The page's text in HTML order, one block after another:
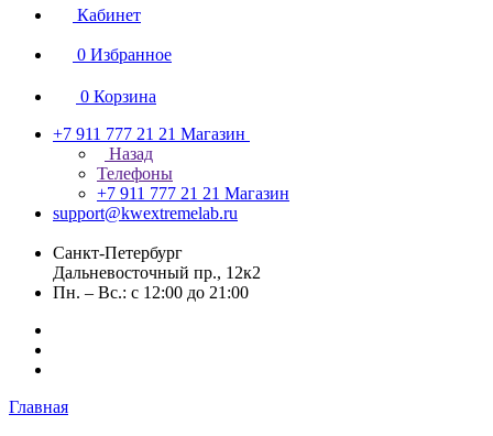
Кабинет
0 Избранное
0 Корзина
+7 911 777 21 21 Магазин
Назад
Телефоны
+7 911 777 21 21 Магазин
support@kwextremelab.ru
Санкт-Петербург
Дальневосточный пр., 12к2
Пн. – Вс.: с 12:00 до 21:00
Главная